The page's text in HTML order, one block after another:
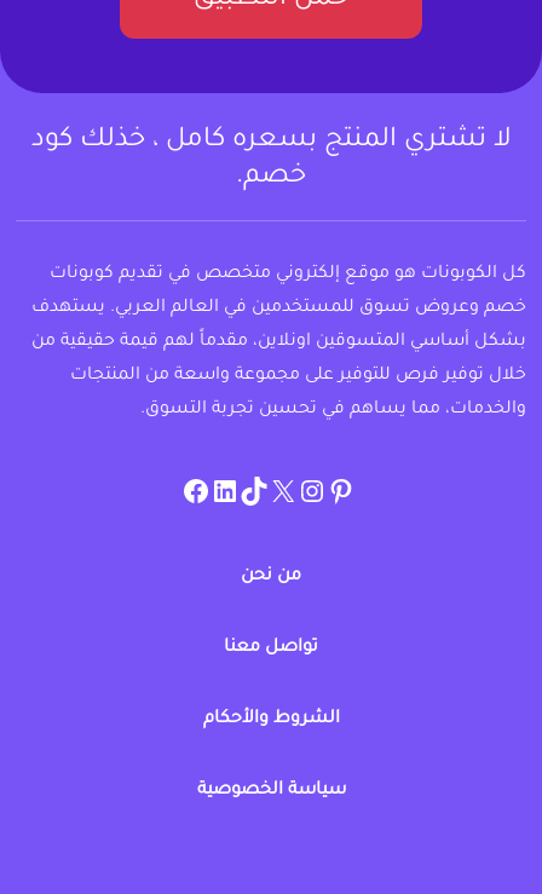
لا تشتري المنتج بسعره كامل ، خذلك كود
خصم.
كل الكوبونات هو موقع إلكتروني متخصص في تقديم كوبونات
خصم وعروض تسوق للمستخدمين في العالم العربي. يستهدف
بشكل أساسي المتسوقين اونلاين، مقدماً لهم قيمة حقيقية من
خلال توفير فرص للتوفير على مجموعة واسعة من المنتجات
والخدمات، مما يساهم في تحسين تجربة التسوق.
pinterest
allcouponat
twitter
TikTok
linkedin
facebook
من نحن
تواصل معنا
الشروط والأحكام
سياسة الخصوصية